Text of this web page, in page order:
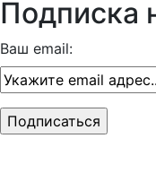
Подписка
Ваш email: